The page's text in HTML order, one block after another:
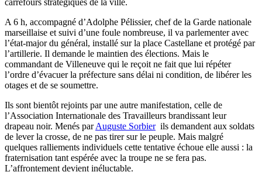
A 6 h, accompagné d’Adolphe Pélissier, chef de la Garde nationale
marseillaise et suivi d’une foule nombreuse, il va parlementer avec
l’état-major du général, installé sur la place Castellane et protégé par
l’artillerie. Il demande le maintien des élections. Mais le
commandant de Villeneuve qui le reçoit ne fait que lui répéter
l’ordre d’évacuer la préfecture sans délai ni condition, de libérer les
otages et de se soumettre.
Ils sont bientôt rejoints par une autre manifestation, celle de
l’Association Internationale des Travailleurs brandissant leur
drapeau noir. Menés parAuguste Sorbierils demandent aux soldats
de lever la crosse, de ne pas tirer sur le peuple. Mais malgré
quelques ralliements individuels cette tentative échoue elle aussi : la
fraternisation tant espérée avec la troupe ne se fera pas.
L’affrontement devient inéluctable.